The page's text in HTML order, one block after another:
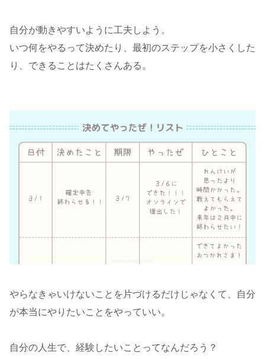
自分が動きやすいように工夫しよう。
いつ何をやるって決めたり、最初のステップを小さくした
り、できることはたくさんある。
やらなきゃいけないことを片づけるだけじゃなくて、自分
が本当にやりたいことをやっていい。
自分の人生で、経験したいことってなんだろう？